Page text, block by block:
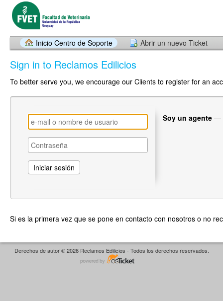
Inicio Centro de Soporte Abrir un nuevo Ticket
Sign in to Reclamos Edilicios
To better serve you, we encourage our Clients to register for an
Soy un agente —
Si es la primera vez que se pone en contacto con nosotros o no
Derechos de autor © 2026 Reclamos Edilicios - Todos los derechos reservados.